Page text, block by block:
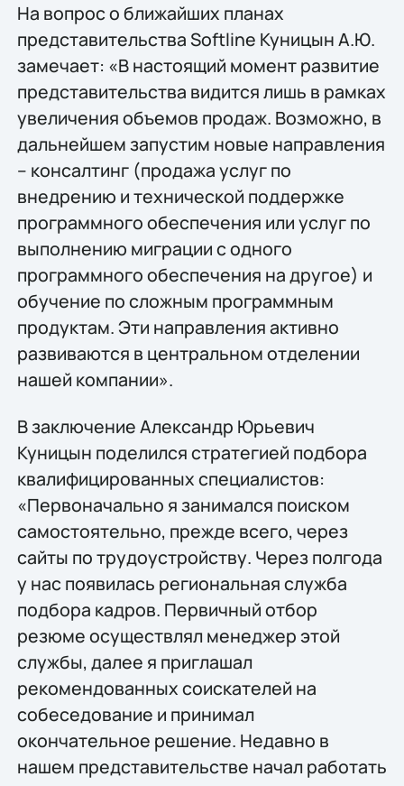
На вопрос о ближайших планах
представительства Softline Куницын А.Ю.
замечает: «В настоящий момент развитие
представительства видится лишь в рамках
увеличения объемов продаж. Возможно, в
дальнейшем запустим новые направления
– консалтинг (продажа услуг по
внедрению и технической поддержке
программного обеспечения или услуг по
выполнению миграции с одного
программного обеспечения на другое) и
обучение по сложным программным
продуктам. Эти направления активно
развиваются в центральном отделении
нашей компании».
В заключение Александр Юрьевич
Куницын поделился стратегией подбора
квалифицированных специалистов:
«Первоначально я занимался поиском
самостоятельно, прежде всего, через
сайты по трудоустройству. Через полгода
у нас появилась региональная служба
подбора кадров. Первичный отбор
резюме осуществлял менеджер этой
службы, далее я приглашал
рекомендованных соискателей на
собеседование и принимал
окончательное решение. Недавно в
нашем представительстве начал работать